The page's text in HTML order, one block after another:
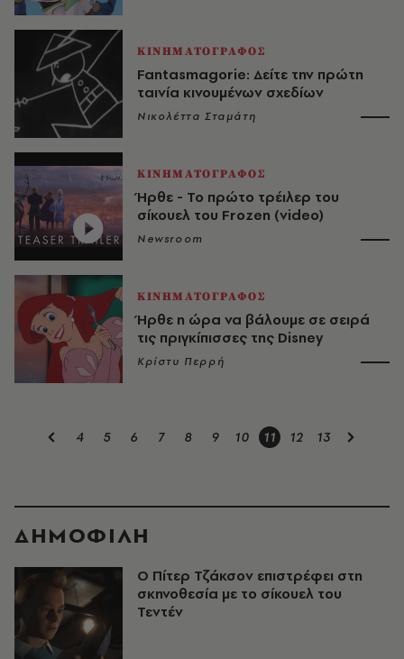
ΚΙΝΗΜΑΤΟΓΡΑΦΟΣ
Fantasmagorie: Δείτε την πρώτη
ταινία κινουμένων σχεδίων
Νικολέττα Σταμάτη
ΚΙΝΗΜΑΤΟΓΡΑΦΟΣ
Ήρθε - Το πρώτο τρέιλερ του
σίκουελ του Frozen (video)
Newsroom
ΚΙΝΗΜΑΤΟΓΡΑΦΟΣ
Ήρθε η ώρα να βάλουμε σε σειρά
τις πριγκίπισσες της Disney
Κρίστυ Περρή
4 5 6 7 8 9 10 11 12 13
ΔΗΜΟΦΙΛΗ
Ο Πίτερ Τζάκσον επιστρέφει στη
σκηνοθεσία με το σίκουελ του
Τεντέν